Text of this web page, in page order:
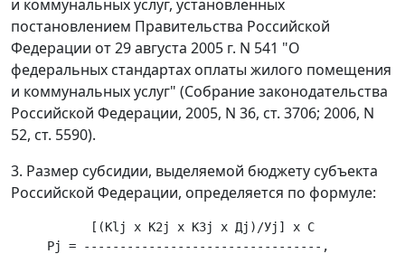
и коммунальных услуг, установленных
постановлением Правительства Российской
Федерации от 29 августа 2005 г. N 541 "О
федеральных стандартах оплаты жилого помещения
и коммунальных услуг" (Собрание законодательства
Российской Федерации, 2005, N 36, ст. 3706; 2006, N
52, ст. 5590).
3. Размер субсидии, выделяемой бюджету субъекта
Российской Федерации, определяется по формуле:
           [(Klj x K2j x K3j x Дj)/Уj] x C
     Pj = ---------------------------------,